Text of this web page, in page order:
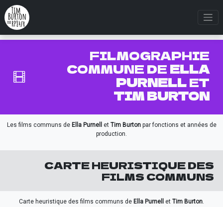
FILMOGRAPHIE
COMMUNE DEELLA
PURNELLET
TIM BURTON
Les films communs de Ella Purnell et Tim Burtonpar fonctions et années de
production.
CARTE HEURISTIQUE DES
FILMS COMMUNS
Carte heuristique des films communs de Ella Purnell et Tim Burton.